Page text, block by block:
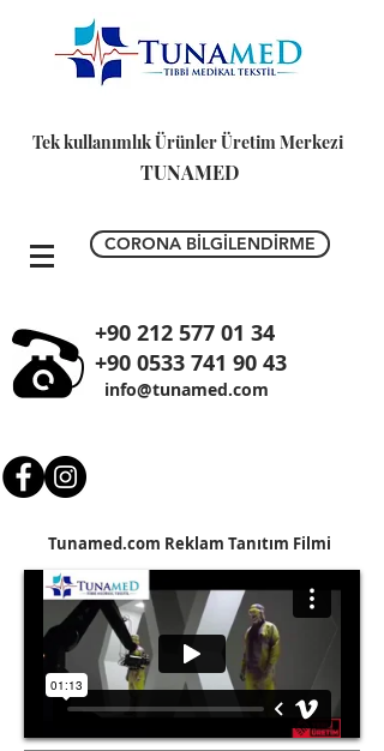
Tek kullanımlık Ürünler Üretim Merkezi
TUNAMED
CORONA BİLGİLENDİRME
+90 212 577 01 34
+90 0533 741 90 43
info@tunamed.com
Tunamed.com Reklam Tanıtım Filmi